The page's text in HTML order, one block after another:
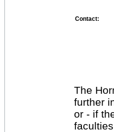
Contact:
The
further
or - if